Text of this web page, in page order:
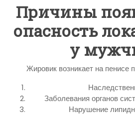
Причины
опасность
у
Жировик возникает на пенисе
Заболевания органов
Нарушение